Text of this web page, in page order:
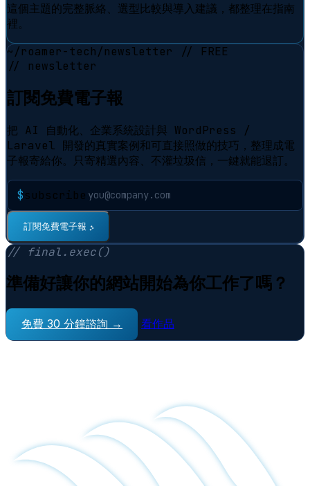
這個主題的完整脈絡、選型比較與導入建議，都整理在指南
裡。
~/roamer-tech/newsletter
// FREE
// newsletter
訂閱免費電子報
把 AI 自動化、企業系統設計與 WordPress /
Laravel 開發的真實案例和可直接照做的技巧，整理成電
子報寄給你。只寄精選內容、不灌垃圾信，一鍵就能退訂。
$subscribe
訂閱免費電子報⠋
// final.exec()
準備好讓你的網站開始為你工作了嗎？
免費 30 分鐘諮詢 → 看作品